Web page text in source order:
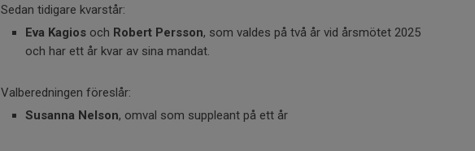
Sedan tidigare kvarstår:
Eva Kagios och Robert Persson, som valdes på två år vid årsmötet 2025
och har ett år kvar av sina mandat.
Valberedningen föreslår:
Susanna Nelson, omval som suppleant på ett år